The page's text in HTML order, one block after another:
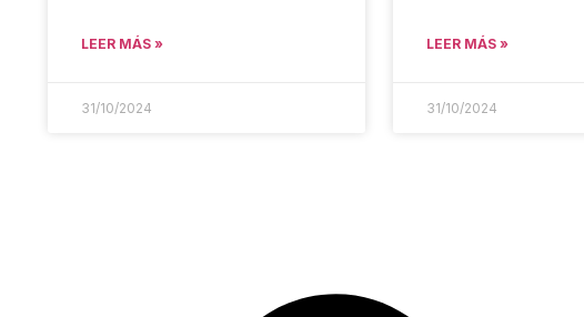
LEER MÁS »
31/10/2024
LEER MÁS »
31/10/2024